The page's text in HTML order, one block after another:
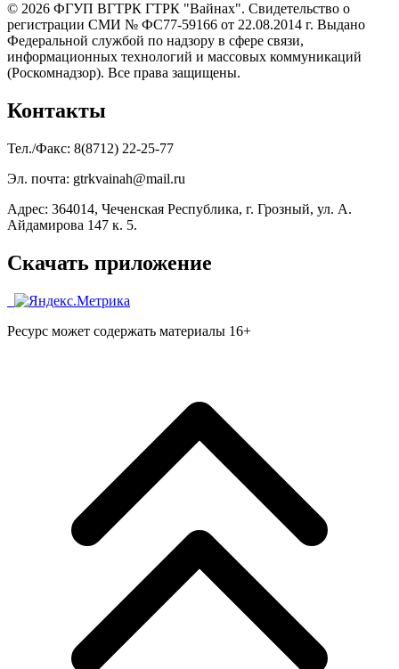
© 2026 ФГУП ВГТРК ГТРК "Вайнах". Свидетельство о
регистрации СМИ № ФС77-59166 от 22.08.2014 г. Выдано
Федеральной службой по надзору в сфере связи,
информационных технологий и массовых коммуникаций
(Роскомнадзор). Все права защищены.
Контакты
Тел./Факс: 8(8712) 22-25-77
Эл. почта: gtrkvainah@mail.ru
Адрес: 364014, Чеченская Республика, г. Грозный, ул. А.
Айдамирова 147 к. 5.
Скачать приложение
Ресурс может содержать материалы 16+